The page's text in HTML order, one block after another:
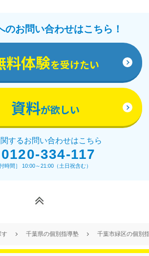
のお問い合わせはこちら！
料体験を受けたい
資料が欲しい
するお問い合わせはこちら
0120-334-117
付時間］ 10:00～21:00（土日祝含む）
す 千葉県の個別指導塾 千葉市緑区の個別